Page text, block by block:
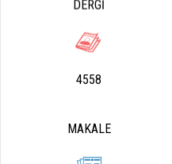
DERGİ
4558
MAKALE